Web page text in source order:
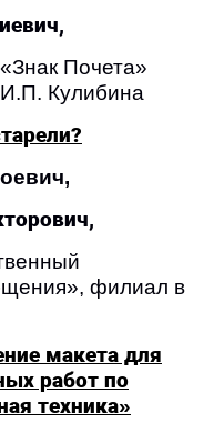
Почета»
Кулибина
филиал в
макета для
работ по
техника»